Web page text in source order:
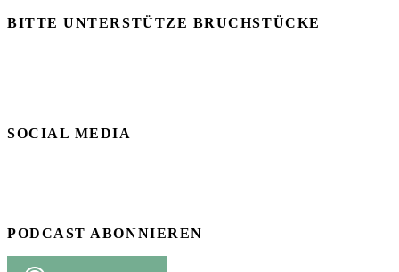
BITTE UNTERSTÜTZE BRUCHSTÜCKE
SOCIAL MEDIA
PODCAST ABONNIEREN